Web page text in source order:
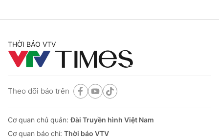
THỜI BÁO VTV
Theo dõi báo trên
Cơ quan chủ quản:Đài Truyền hình Việt Nam
Cơ quan báo chí: Thời báo VTV